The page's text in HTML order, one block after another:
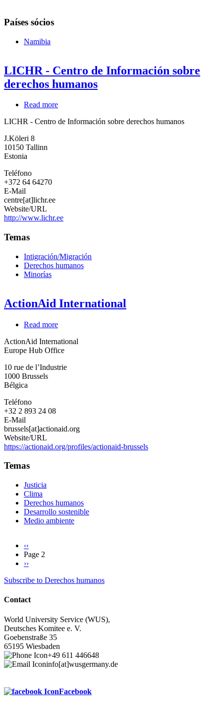
Países sócios
Namibia
LICHR - Centro de Información sobre
derechos humanos
Read more
-
LICHR - Centro de Información sobre derechos humanos
J.Köleri 8
10150 Tallinn
Estonia
Teléfono
+372 64 64270
E-Mail
centre[at]lichr.ee
Website/URL
http://www.lichr.ee
Temas
Intigración/Migración
Derechos humanos
Minorías
ActionAid International
Read more
International
ActionAid International
Europe Hub Office
10 rue de l’Industrie
1000 Brussels
Bélgica
Teléfono
+32 2 893 24 08
E-Mail
brussels[at]actionaid.org
Website/URL
https://actionaid.org/profiles/actionaid-brussels
Temas
Justicia
Clima
Derechos humanos
Desarrollo sostenible
Medio ambiente
Pagination
Previous
page
‹‹
Page 2
Next
››
Subscribe to Derechos humanos
Contact
World University Service (WUS),
Deutsches Komitee e. V.
Goebenstraße 35
65195 Wiesbaden
+49 611 446648
info[at]wusgermany.de
Facebook